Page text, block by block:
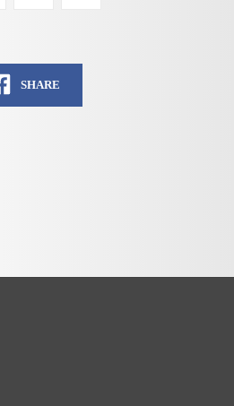
SHARE